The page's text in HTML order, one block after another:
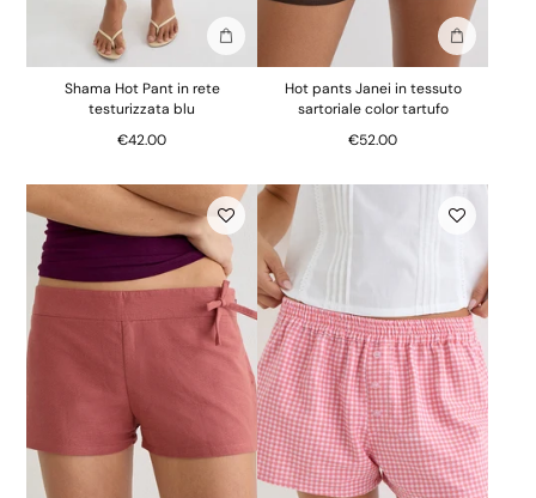
Aggiungi alla borsa
Shama Hot Pant in rete
testurizzata blu
€42.00
Aggiungi
Hot pants Janei in tessuto
sartoriale color tartufo
€52.00